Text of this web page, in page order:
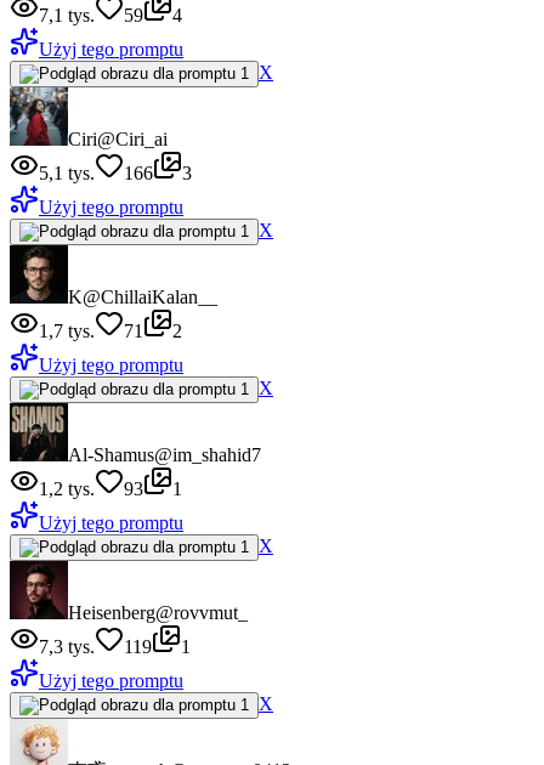
7,1 tys.
59
4
Użyj tego promptu
X
Ciri@Ciri_ai
5,1 tys.
166
3
Użyj tego promptu
X
K@ChillaiKalan__
1,7 tys.
71
2
Użyj tego promptu
X
Al-Shamus@im_shahid7
1,2 tys.
93
1
Użyj tego promptu
X
Heisenberg@rovvmut_
7,3 tys.
119
1
Użyj tego promptu
X